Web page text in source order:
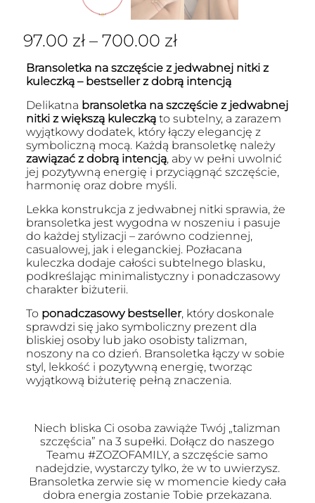
97.00 zł – 700.00 zł
Bransoletka na szczęście z jedwabnej nitki z
kuleczką – bestseller z dobrą intencją
Delikatna bransoletka na szczęście z jedwabnej
nitki z większą kuleczkąto subtelny, a zarazem
wyjątkowy dodatek, który łączy elegancję z
symboliczną mocą. Każdą bransoletkę należy
zawiązać z dobrą intencją, aby w pełni uwolnić
jej pozytywną energię i przyciągnąć szczęście,
harmonię oraz dobre myśli.
Lekka konstrukcja z jedwabnej nitki sprawia, że
bransoletka jest wygodna w noszeniu i pasuje
do każdej stylizacji – zarówno codziennej,
casualowej, jak i eleganckiej. Pozłacana
kuleczka dodaje całości subtelnego blasku,
podkreślając minimalistyczny i ponadczasowy
charakter biżuterii.
To ponadczasowy bestseller, który doskonale
sprawdzi się jako symboliczny prezent dla
bliskiej osoby lub jako osobisty talizman,
noszony na co dzień. Bransoletka łączy w sobie
styl, lekkość i pozytywną energię, tworząc
wyjątkową biżuterię pełną znaczenia.
Niech bliska Ci osoba zawiąże Twój „talizman
szczęścia” na 3 supełki. Dołącz do naszego
Teamu #ZOZOFAMILY, a szczęście samo
nadejdzie, wystarczy tylko, że w to uwierzysz.
Bransoletka zerwie się w momencie kiedy cała
dobra energia zostanie Tobie przekazana.